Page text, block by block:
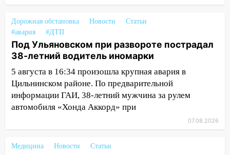
коррупционной схемы при ЦГКБ
отправили в колонию на 7 и 8 лет
09:52 Ночью беспилотники сбили над
соседними Татарстаном и Саратовской
областью
09:41 Диана Шурыгина уверовала в
Бога в СИЗО
В Ульяновске директора фирмы
млн рублей
Дорожная обстановка Новости
Статьи
#авария
#ДТП
Под Ульяновском при развороте пострадал
38-летний водитель иномарки
5 августа в 16:34 произошла крупная авария в
Цильнинском районе. По предварительной
информации ГАИ, 38-летний мужчина за рулем
автомобиля «Хонда Аккорд» при
07.08.2026
Медицина Новости Статьи